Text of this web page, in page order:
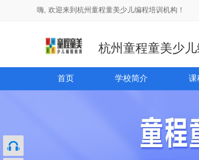
嗨, 欢迎来到杭州童程童美少儿编程培训机构！
杭州童程童美少
首页 学校简介 课